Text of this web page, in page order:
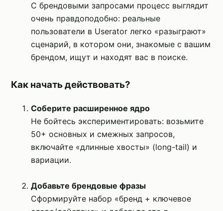
С брендовыми запросами процесс выглядит
очень правдоподобно: реальные
пользователи в Userator легко «разыграют»
сценарий, в котором они, знакомые с вашим
брендом, ищут и находят вас в поиске.
Как начать действовать?
Соберите расширенное ядро
Не бойтесь экспериментировать: возьмите
50+ основных и смежных запросов,
включайте «длинные хвосты» (long-tail) и
вариации.
Добавьте брендовые фразы
Сформируйте набор «бренд + ключевое